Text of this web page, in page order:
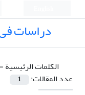
دراسات فی
الكلمات الرئيسية =
عدد المقالات:
1